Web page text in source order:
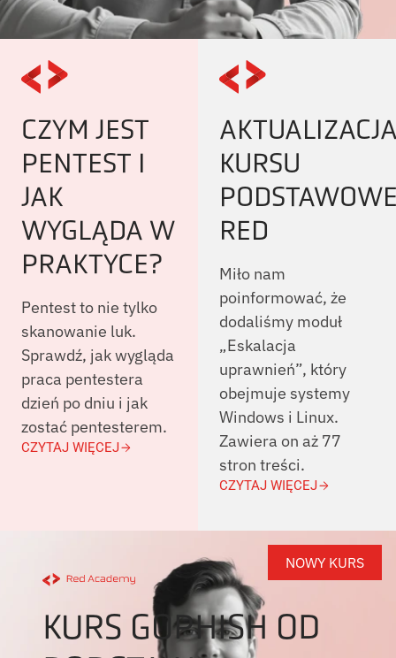
CZYM JEST
PENTEST I
JAK
WYGLĄDA W
PRAKTYCE?
Pentest to nie tylko
skanowanie luk.
Sprawdź, jak wygląda
praca pentestera
dzień po dniu i jak
zostać pentesterem.
CZYTAJ WIĘCEJ
KURSU
RED
Miło nam
poinformować, że
dodaliśmy moduł
„Eskalacja
uprawnień”, który
obejmuje systemy
Windows i Linux.
Zawiera on aż 77
stron treści.
CZYTAJ WIĘCEJ
KURS GOPHISH OD
NOWY KURS